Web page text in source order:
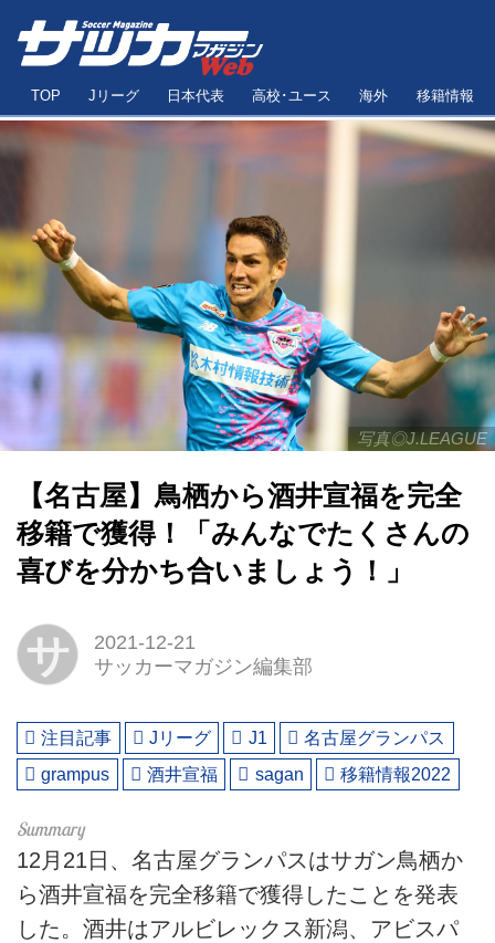
TOP Jリーグ 日本代表 高校･ユース 海外 移籍情報
写真◎J.LEAGUE
【名古屋】鳥栖から酒井宣福を完全
移籍で獲得！「みんなでたくさんの
喜びを分かち合いましょう！」
サ
2021-12-21
サッカーマガジン編集部
注目記事 Jリーグ J1
名古屋グランパス
grampus
酒井宣福 sagan 移籍情報2022
12月21日、名古屋グランパスはサガン鳥栖か
ら酒井宣福を完全移籍で獲得したことを発表
した。酒井はアルビレックス新潟、アビスパ